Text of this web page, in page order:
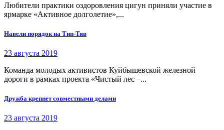
Любители практики оздоровления цигун приняли участие в
ярмарке «Активное долголетие»,...
Навели порядок на Тип-Тяв
23 августа 2019
Команда молодых активистов Куйбышевской железной
дороги в рамках проекта «Чистый лес –...
Дружба крепнет совместными делами
23 августа 2019